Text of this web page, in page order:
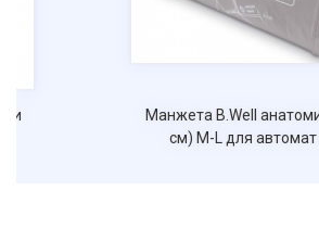
Манжета B.Well анатомическая
см) M-L для автомат